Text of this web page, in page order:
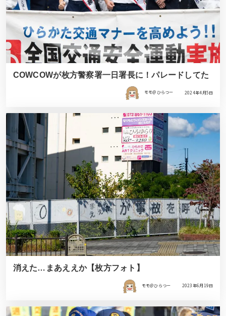
COWCOWが枚方警察署一日署長に！パレードしてた
モモ＠ひらつー 2024年4月5日
消えた…まあええか【枚方フォト】
モモ＠ひらつー 2023年6月19日